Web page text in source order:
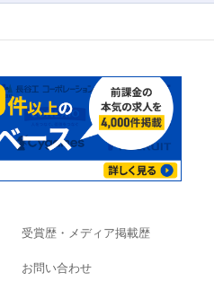
受賞歴・メディア掲載歴
お問い合わせ